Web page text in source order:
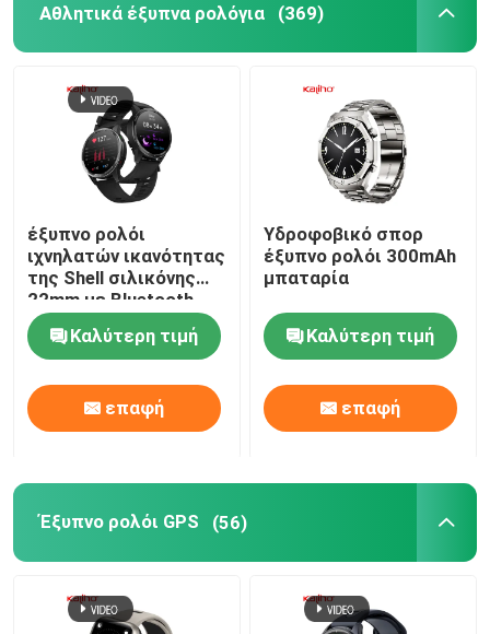
Αθλητικά έξυπνα ρολόγια (369)
έξυπνο ρολόι
ιχνηλατών ικανότητας
της Shell σιλικόνης
22mm με Bluetooth
που καλεί 260mAH
Καλύτερη τιμή
επαφή
Υδροφοβικό σπορ
έξυπνο ρολόι 300mAh
μπαταρία
Καλύτερη τιμή
επαφή
Έξυπνο ρολόι GPS (56)